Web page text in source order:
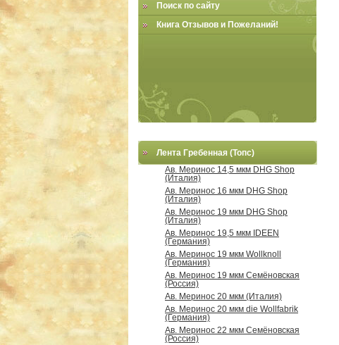
Поиск по сайту
Книга Отзывов и Пожеланий!
Лента Гребенная (Топс)
Ав. Меринос 14,5 мкм DHG Shop
(Италия)
Ав. Меринос 16 мкм DHG Shop
(Италия)
Ав. Меринос 19 мкм DHG Shop
(Италия)
Ав. Меринос 19,5 мкм IDEEN
(Германия)
Ав. Меринос 19 мкм Wollknoll
(Германия)
Ав. Меринос 19 мкм Семёновская
(Россия)
Ав. Меринос 20 мкм (Италия)
Ав. Меринос 20 мкм die Wollfabrik
(Германия)
Ав. Меринос 22 мкм Семёновская
(Россия)